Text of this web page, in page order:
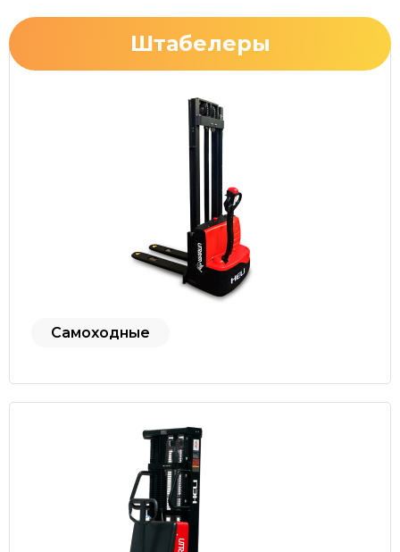
Штабелеры
Самоходные